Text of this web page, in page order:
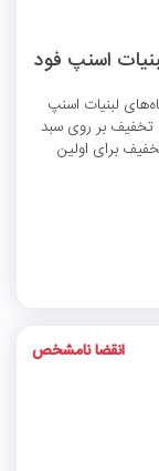
فروشگاه‌های لبنیات اسنپ
از 30 هزار تومان تخفیف بر روی سبد
برای اولین
انقضا نامشخص